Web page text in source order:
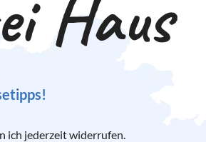
Haus
ich jederzeit widerrufen.